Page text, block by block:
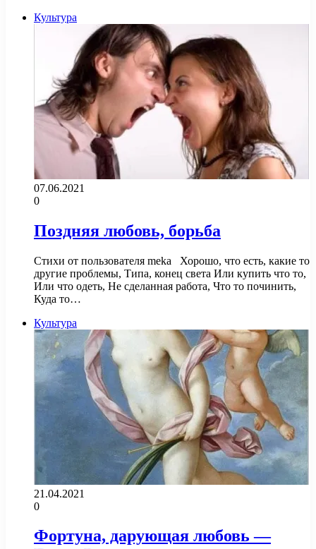
Культура
07.06.2021
0
Поздняя любовь, борьба
Стихи от пользователя meka Хорошо, что есть, какие то
другие проблемы, Типа, конец света Или купить что то,
Или что одеть, Не сделанная работа, Что то починить,
Куда то…
Культура
21.04.2021
0
Фортуна, дарующая любовь —